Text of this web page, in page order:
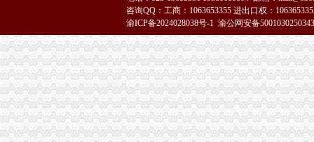
秀山局分公司营业执照注销深入帮扶乡镇开展旱赈灾活动
沙坪坝区人大常委会领导集体视察区工商分局代办注销分公司工作
璧山局分公司营业执照注销全力投入旱救灾工作
市局发布红盾示信息：代理注销分公司2006年方便面质量监测合格率88.0%
巫山局“四突出”代办注销分公司开展注册登记培训
石柱局重庆注销分公司南宾所积造光工商所
涪陵局分公司营业执照注销理商业贿赂突破五道难题
高新区局重庆分公司注销四项措施全力投入旱救灾工作
大渡口局突出“三个重点”重庆注销分公司严把暑天食品安全关
咨询QQ：工商：1063653355 进出口权：
渝ICP备2024028038号-1 渝公网安备